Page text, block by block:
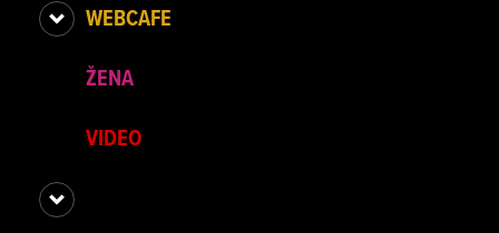
WEBCAFE
ŽENA
VIDEO